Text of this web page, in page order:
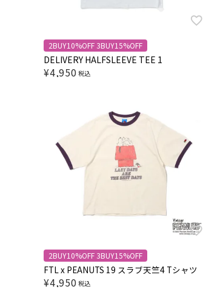
2BUY10%OFF 3BUY15%OFF
DELIVERY HALFSLEEVE TEE 1
¥4,950 税込
2BUY10%OFF 3BUY15%OFF
FTL x PEANUTS 19 スラブ天竺4 Tシャツ
¥4,950 税込